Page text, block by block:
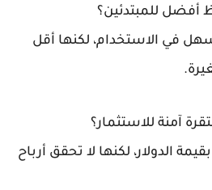
للمبتدئين؟
في الاستخدام، لكنها أقل
آمنة للاستثمار؟
الدولار، لكنها لا تحقق أرباح